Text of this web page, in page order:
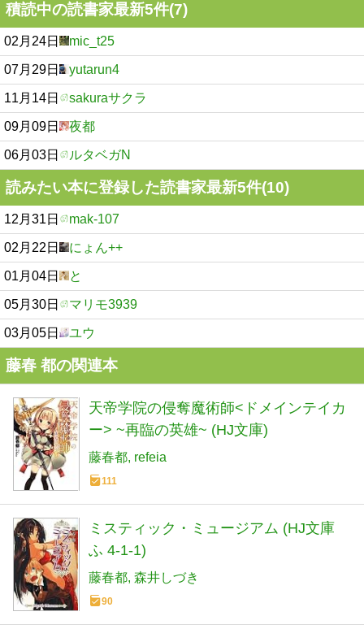
積読中の読書家最新5件(7)
02月24日 mic_t25
07月29日 yutarun4
11月14日 sakuraサクラ
09月09日 夜都
06月03日 ルタベガN
読みたい本に登録した読書家最新5件(10)
12月31日 mak-107
02月22日 にょん++
01月04日 と
05月30日 マリモ3939
03月05日 ユウ
藤春 都の関連本
天帝学院の侵奪魔術師<ドメインテイカ
ー> ~再臨の英雄~ (HJ文庫)
藤春都 refeia
111
ミスティック・ミュージアム (HJ文庫
ふ 4-1-1)
藤春都 森井しづき
90